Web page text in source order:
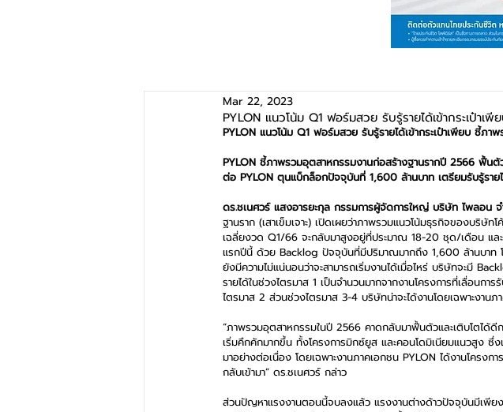
PYLON แนวโน้ม Q1 ฟอร์มสวย รับรู้รายได้เข้ากระเป๋าเพี
Mar 22, 2023
PYLON แนวโน้ม Q1 ฟอร์มสวย รับรู้รายได้เข้ากระเป๋าเพียบ ชี้ภ
PYLON ชี้ภาพรวมอุตสาหกรรมงานก่อสร้างฐานรากปี 2566 ฟื้น
ต่อ PYLON ตุนแบ็กล็อกปัจจุบันที่ 1,600 ล้านบาท เตรียมรับรู้ราย
ดร.ชเนศวร์ แสงอารยะกุล กรรมการผู้จัดการใหญ่ บริษัท ไพลอน
ฐานราก (เสาเข็มเจาะ) เปิดเผยว่าภาพรวมแนวโน้มธุรกิจของบริษั
เฉลี่ยงวด Q1/66 จะกลับมาสูงอยู่ที่ประมาณ 18-20 ชุด/เดือน แ
แรกปีนี้ ด้วย Backlog ปัจจุบันที่มีปริมาณมากถึง 1,600 ล้านบาท
ยังมีความไม่แน่นอนว่าจะสามารถเริ่มงานได้เมื่อไหร่ บริษัทจะมี
รายได้ในช่วงไตรมาส 1 เป็นจำนวนมากจากงานโครงการที่เลื่อนกา
ไตรมาส 2 ส่วนช่วงไตรมาส 3-4 บริษัทน่าจะได้งานโดยเฉพาะงาน
“ภาพรวมอุตสาหกรรมในปี 2566 คาดกลับมาฟื้นตัวและเติบโตได้
เริ่มคึกคักมากขึ้น ทั้งโครงการมิกซ์ยูส และคอนโดมิเนียมแนวสูง ซึ่
มาอย่างต่อเนื่อง โดยเฉพาะงานภาคเอกชน PYLON ได้งานโครง
กลับเข้ามา” ดร.ชเนศวร์ กล่าว
ส่วนปัญหาแรงงานตอนนี้จบลงแล้ว แรงงานต่างด้าวปัจจุบันมีเพีย